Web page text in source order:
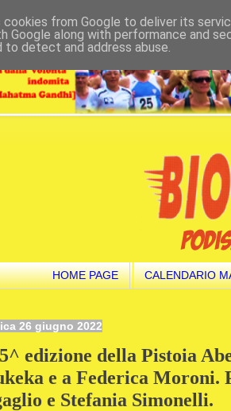
HOME PAGE CALENDARIO
26 giugno 2022
edizione della Pistoia
e a Federica Moroni.
e Stefania Simonelli.
cookies from Google to deliver its
Google along with performance and
to detect and address abuse.